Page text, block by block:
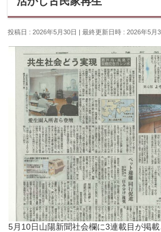
投稿日 : 2026年5月30日 最終更新日時 : 2026年5月
5月10日山陽新聞社会欄に3連載目が掲載